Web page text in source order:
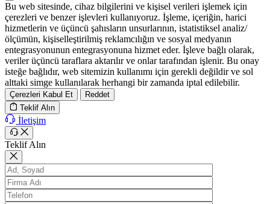
Bu web sitesinde, cihaz bilgilerini ve kişisel verileri işlemek için
çerezleri ve benzer işlevleri kullanıyoruz. İşleme, içeriğin, harici
hizmetlerin ve üçüncü şahısların unsurlarının, istatistiksel analiz/
ölçümün, kişiselleştirilmiş reklamcılığın ve sosyal medyanın
entegrasyonunun entegrasyonuna hizmet eder. İşleve bağlı olarak,
veriler üçüncü taraflara aktarılır ve onlar tarafından işlenir. Bu onay
isteğe bağlıdır, web sitemizin kullanımı için gerekli değildir ve sol
alttaki simge kullanılarak herhangi bir zamanda iptal edilebilir.
Çerezleri Kabul Et
Reddet
Teklif Alın
İletişim
Teklif Alın